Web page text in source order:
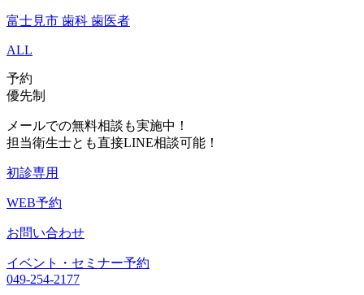
富士見市 歯科 歯医者
ALL
予約
優先制
メールでの無料相談も実施中！
担当衛生士とも直接LINE相談可能！
初診専用
WEB予約
お問い合わせ
イベント・セミナー予約
049-254-2177